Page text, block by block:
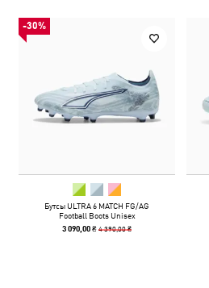
-30%
Бутсы ULTRA 6 MATCH FG/AG
Football Boots Unisex
3 090,00 ₴4 390,00 ₴